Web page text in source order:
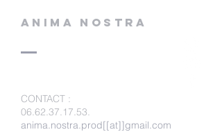
ANIMA NOSTRA
CONTACT :
06.62.37.17.53.
anima.nostra.prod[[at]]gmail.com